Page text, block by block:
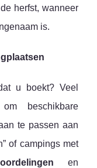
herfst, wanneer
is.
u boekt? Veel
beschikbare
te passen aan
of campings met
en